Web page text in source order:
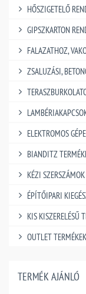
HŐSZIGETELŐ
GIPSZKARTON
FALAZATHOZ,
ZSALUZÁSI,
ELEKTROMOS
BIANDITZ
KÉZI SZERSZÁMOK
ÉPÍTŐIPARI
KIS KISZERELÉSŰ
OUTLET TERMÉKEK
TERMÉK AJÁNLÓ